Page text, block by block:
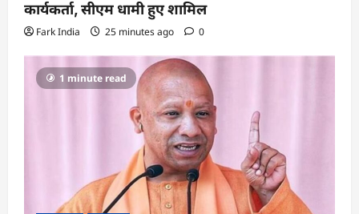
कार्यकर्ता, सीएम धामी हुए शामिल
Fark India 25 minutes ago 0
1 minute read